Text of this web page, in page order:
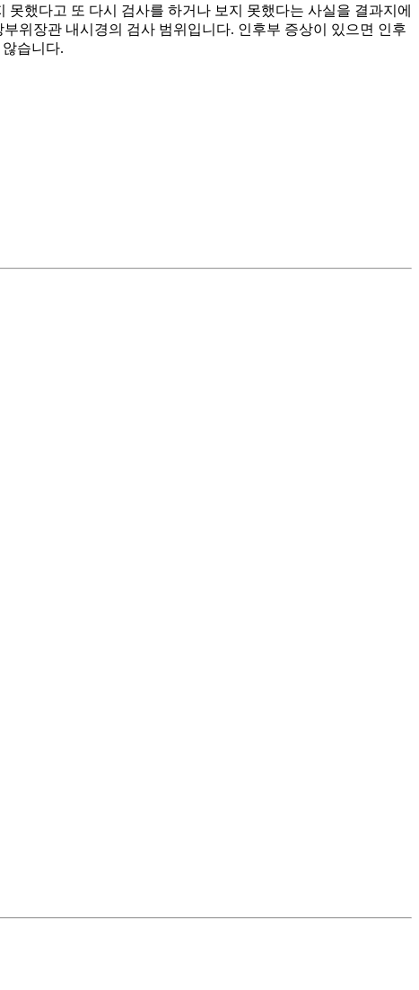
했다고 또 다시 검사를 하거나 보지 못했다는 사실을 결과지에
위장관 내시경의 검사 범위입니다. 인후부 증상이 있으면 인후
습니다.